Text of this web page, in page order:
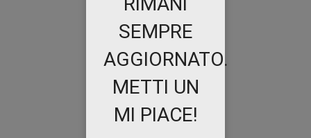
SEMPRE
AGGIORNATO.
METTI UN
MI PIACE!